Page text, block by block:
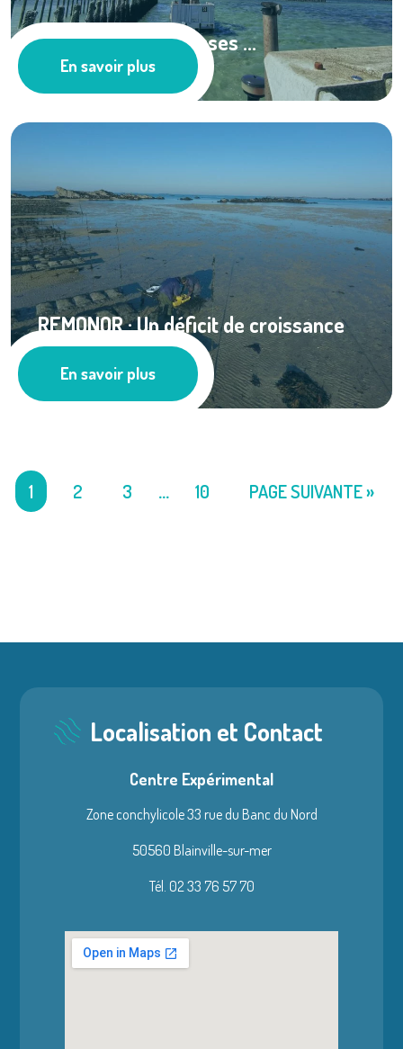
Gestion des biomasses ...
Ressources documentaires
En savoir plus
REMONOR : Un déficit de croissance
sur la côte ...
Ressources documentaires
En savoir plus
1 2 3 … 10 PAGE SUIVANTE »
Localisation et Contact
Centre Expérimental
Zone conchylicole 33 rue du Banc du Nord
50560 Blainville-sur-mer
Tél. 02 33 76 57 70